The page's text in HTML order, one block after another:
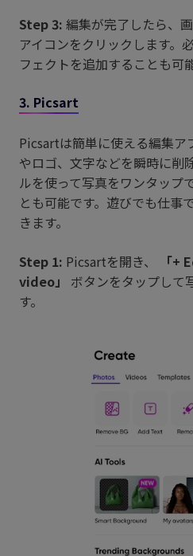
Step 3: 編集が完了したら、
アイコンをクリックします。
フェクトを追加することも可
3. Picsart
Picsartは簡単に使える編集ア
やロゴ、文字などを瞬時に削
ルを使って写真をワンタップ
とも可能です。遊びでも仕事
きます。
Step 1: Picsartを開き、
「+
video」 ボタンをタップして
す。